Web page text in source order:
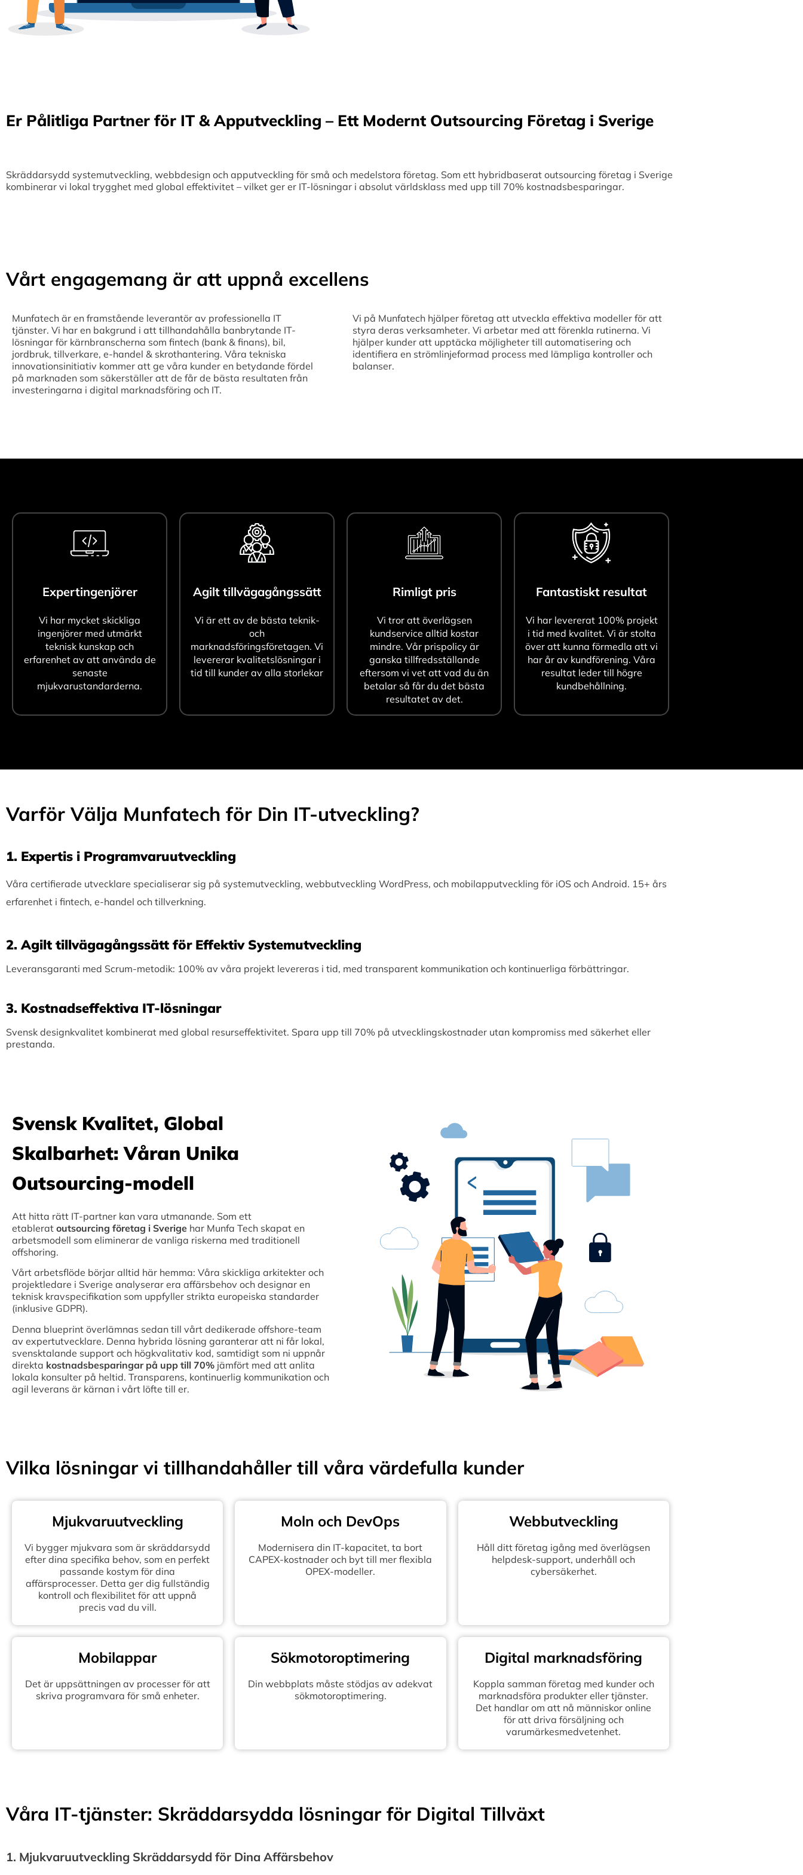
Er Pålitliga Partner för IT & Apputveckling – Ett Modernt Outsourcing Företag i Sverige
Skräddarsydd systemutveckling, webbdesign och apputveckling för små och medelstora företag. Som ett hybridbaserat outsourcing företag i Sverige
kombinerar vi lokal trygghet med global effektivitet – vilket ger er IT-lösningar i absolut världsklass med upp till 70% kostnadsbesparingar.
Vårt engagemang är att uppnå excellens
Munfatech är en framstående leverantör av professionella IT
tjänster. Vi har en bakgrund i att tillhandahålla banbrytande IT-
lösningar för kärnbranscherna som fintech (bank & finans), bil,
jordbruk, tillverkare, e-handel & skrothantering. Våra tekniska
innovationsinitiativ kommer att ge våra kunder en betydande fördel
på marknaden som säkerställer att de får de bästa resultaten från
investeringarna i digital marknadsföring och IT.
Vi på Munfatech hjälper företag att utveckla effektiva modeller för att
styra deras verksamheter. Vi arbetar med att förenkla rutinerna. Vi
hjälper kunder att upptäcka möjligheter till automatisering och
identifiera en strömlinjeformad process med lämpliga kontroller och
balanser.
Expertingenjörer
Vi har mycket skickliga
ingenjörer med utmärkt
teknisk kunskap och
erfarenhet av att använda de
senaste
mjukvarustandarderna.
Agilt tillvägagångssätt
Vi är ett av de bästa teknik-
och
marknadsföringsföretagen. Vi
levererar kvalitetslösningar i
tid till kunder av alla storlekar
Rimligt pris
Vi tror att överlägsen
kundservice alltid kostar
mindre. Vår prispolicy är
ganska tillfredsställande
eftersom vi vet att vad du än
betalar så får du det bästa
resultatet av det.
Fantastiskt resultat
Vi har levererat 100% projekt
i tid med kvalitet. Vi är stolta
över att kunna förmedla att vi
har år av kundförening. Våra
resultat leder till högre
kundbehållning.
Varför Välja Munfatech för Din IT-utveckling?
1.⁠ ⁠Expertis i Programvaruutveckling
Våra certifierade utvecklare specialiserar sig på systemutveckling, webbutveckling WordPress, och mobilapputveckling för iOS och Android. 15+ års
erfarenhet i fintech, e-handel och tillverkning.
2.⁠ ⁠Agilt tillvägagångssätt för Effektiv Systemutveckling
Leveransgaranti med Scrum-metodik: 100% av våra projekt levereras i tid, med transparent kommunikation och kontinuerliga förbättringar.
3.⁠ ⁠Kostnadseffektiva IT-lösningar
Svensk designkvalitet kombinerat med global resurseffektivitet. Spara upp till 70% på utvecklingskostnader utan kompromiss med säkerhet eller
prestanda.
Svensk Kvalitet, Global
Skalbarhet: Våran Unika
Outsourcing-modell
Att hitta rätt IT-partner kan vara utmanande. Som ett
etablerat outsourcing företag i Sverige har Munfa Tech skapat en
arbetsmodell som eliminerar de vanliga riskerna med traditionell
offshoring.
Vårt arbetsflöde börjar alltid här hemma: Våra skickliga arkitekter och
projektledare i Sverige analyserar era affärsbehov och designar en
teknisk kravspecifikation som uppfyller strikta europeiska standarder
(inklusive GDPR).
Denna blueprint överlämnas sedan till vårt dedikerade offshore-team
av expertutvecklare. Denna hybrida lösning garanterar att ni får lokal,
svensktalande support och högkvalitativ kod, samtidigt som ni uppnår
direkta kostnadsbesparingar på upp till 70% jämfört med att anlita
lokala konsulter på heltid. Transparens, kontinuerlig kommunikation och
agil leverans är kärnan i vårt löfte till er.
Vilka lösningar vi tillhandahåller till våra värdefulla kunder
Mjukvaruutveckling
Vi bygger mjukvara som är skräddarsydd
efter dina specifika behov, som en perfekt
passande kostym för dina
affärsprocesser. Detta ger dig fullständig
kontroll och flexibilitet för att uppnå
precis vad du vill.
Moln och DevOps
Modernisera din IT-kapacitet, ta bort
CAPEX-kostnader och byt till mer flexibla
OPEX-modeller.
Webbutveckling
Håll ditt företag igång med överlägsen
helpdesk-support, underhåll och
cybersäkerhet.
Mobilappar
Det är uppsättningen av processer för att
skriva programvara för små enheter.
Sökmotoroptimering
Din webbplats måste stödjas av adekvat
sökmotoroptimering.
Digital marknadsföring
Koppla samman företag med kunder och
marknadsföra produkter eller tjänster.
Det handlar om att nå människor online
för att driva försäljning och
varumärkesmedvetenhet.
Våra IT-tjänster: Skräddarsydda lösningar för Digital Tillväxt
1.⁠ ⁠Mjukvaruutveckling Skräddarsydd för Dina Affärsbehov